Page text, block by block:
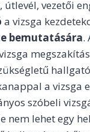
útlevél, vezetői
a vizsga
bemutatására.
a vizsga
szóbeli
nem lehet egy